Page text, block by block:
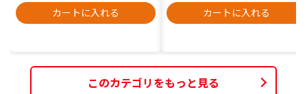
カートに入れる カートに入れる
このカテゴリをもっと見る